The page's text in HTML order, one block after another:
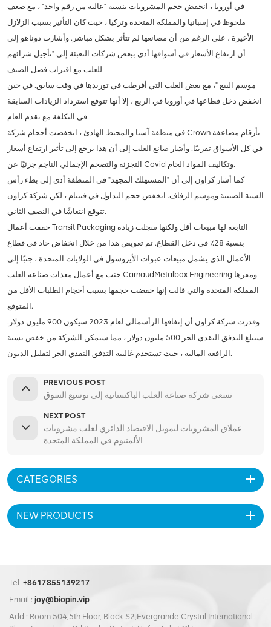
في أوروبا ، انخفض حجم المشروبات بنسبة "عالية من رقم واحد" ، مع ضعف
ملحوظ في إسبانيا والمملكة المتحدة وتركيا ، حيث كان التأثير بسبب الزلازل
الأخيرة ، على الرغم من أن مصانعها لم تتأثر بشكل مباشر. وأشارت دوناهو إلى
أن ارتفاع الأسعار في أسواقها أدى ببعض شركات التعبئة إلى "تأجيل شرائهم
للعلب مع اقتراب فصل الصيف
موسم البيع "، مع بعض العلب التي أفرطت في توريدها في وقت سابق. في حين
انخفض دخل قطاعها في أوروبا في الربع ، إلا أنها تتوقع استرداد الزيادات السابقة
في التكلفة مع تقدم العام.
في منطقة آسيا والمحيط الهادئ ، انخفضت أحجام شركة Crown بأرقام مضاعفة
في كل الأسواق تقريبًا. وأشار صانع العلب إلى أن هذا يرجع إلى تأثير ارتفاع أسعار
التجزئة والتضخم الإجمالي الناجم جزئيًا عن Covid وتكاليف المواد الخام.
كما أشار كراون إلى أن "المستهلك المجهد" في المنطقة أدى إلى بطء رأس
السنة الصينية وموسم الزفاف. انخفض حجم التداول في فيتنام ، لكن شركة كراون
تتوقع انتعاشًا في النصف الثاني.
حققت أعمال Transit Packaging التابعة لها مبيعات أقل ولكنها سجلت زيادة
بنسبة 28٪ في دخل القطاع. تم تعويض هذا من خلال انخفاض حاد في قطاع
الأعمال الذي يشمل مبيعات عبوات الأيروسول في الولايات المتحدة ، جنبًا إلى
جنب مع أعمال معدات صناعة العلب CarnaudMetalbox Engineering ومقرها
المملكة المتحدة والتي قالت إنها خفضت حجمها بسبب أحجام الطلبات الأقل من
المتوقع.
وقدرت شركة كراون أن إنفاقها الرأسمالي لعام 2023 سيكون 900 مليون دولار.
سيبلغ التدفق النقدي الحر 500 مليون دولار ، مما سيمكن الشركة من خفض نسبة
الرافعة المالية ، حيث تستخدم غالبية التدفق النقدي الحر لتقليل الديون.
PREVIOUS POST
تسعى شركة صناعة العلب الباكستانية إلى توسيع السوق
NEXT POST
عملاق المشروبات لتمويل الاقتصاد الدائري لعلب مشروبات
الألمنيوم في المملكة المتحدة
CATEGORIES
NEW PRODUCTS
Tel :+8617855139217
Email : joy@biopin.vip
Add : Room 504,5th Floor, Block S2,Evergrande Crystal International